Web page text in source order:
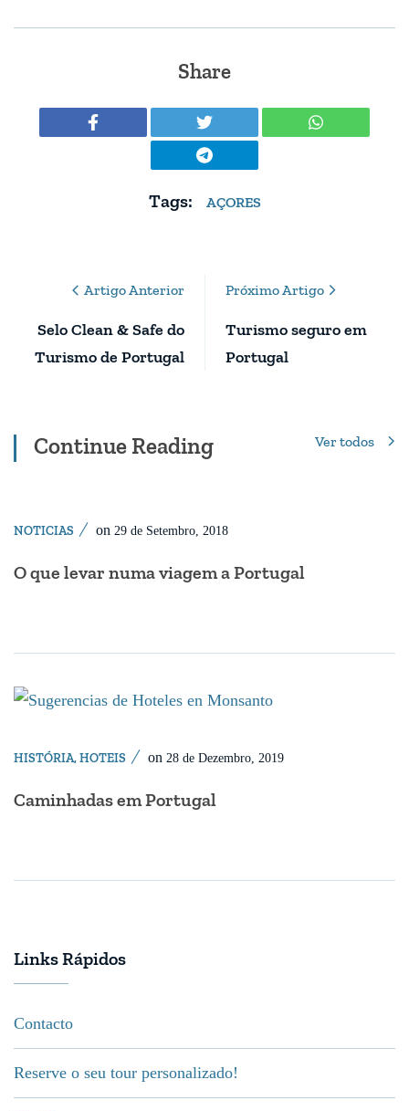
Share
Tags: AÇORES
Artigo Anterior
Selo Clean & Safe do
Turismo de Portugal
Próximo Artigo
Turismo seguro em
Portugal
Continue Reading Ver todos
NOTICIAS on 29 de Setembro, 2018
O que levar numa viagem a Portugal
HISTÓRIA,HOTEIS on 28 de Dezembro, 2019
Caminhadas em Portugal
Links Rápidos
Contacto
Reserve o seu tour personalizado!